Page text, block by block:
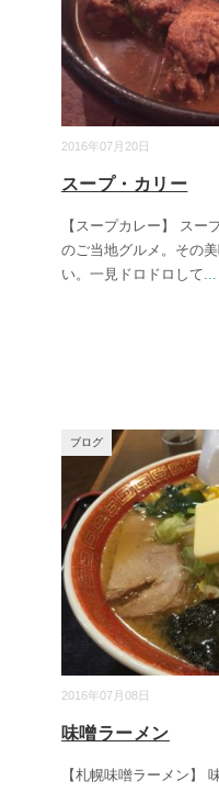
2016年07月20日
スープ・カリー
【スープカレー】 スー
のご当地グルメ。その
い。一見ドロドロして...
2016年07月08日
ブログ
味噌ラーメン
【札幌味噌ラーメン】